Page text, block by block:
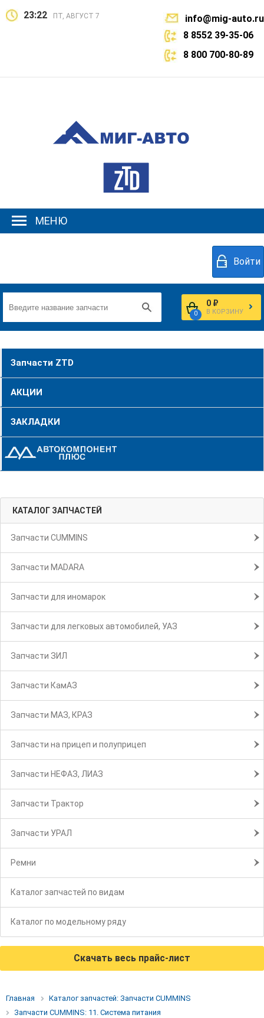
23:22 ПТ, АВГУСТ 7
info@mig-auto.ru
8 8552 39-35-06
8 800 700-80-89
МЕНЮ
Войти
0
0 ₽
В КОРЗИНУ
Запчасти ZTD
АКЦИИ
ЗАКЛАДКИ
КАТАЛОГ ЗАПЧАСТЕЙ
Запчасти CUMMINS
Запчасти MADARA
Запчасти для иномарок
Запчасти для легковых автомобилей, УАЗ
Запчасти ЗИЛ
Запчасти КамАЗ
Запчасти МАЗ, КРАЗ
Запчасти на прицеп и полуприцеп
Запчасти НЕФАЗ, ЛИАЗ
Запчасти Трактор
Запчасти УРАЛ
Ремни
Каталог запчастей по видам
Каталог по модельному ряду
Скачать весь прайс-лист
Главная
Каталог запчастей: Запчасти CUMMINS
Запчасти CUMMINS: 11. Система питания